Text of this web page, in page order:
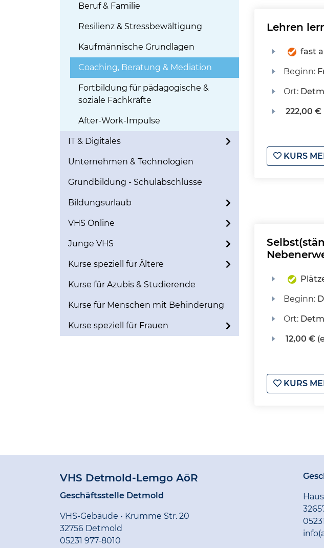
Beruf & Familie
Resilienz & Stressbewältigung
Kaufmännische Grundlagen
Coaching, Beratung & Mediation
Fortbildung für pädagogische &
soziale Fachkräfte
After-Work-Impulse
IT & Digitales
Unternehmen & Technologien
Grundbildung - Schulabschlüsse
Bildungsurlaub
VHS Online
Junge VHS
Kurse speziell für Ältere
Kurse für Azubis & Studierende
Kurse für Menschen mit Behinderung
Kurse speziell für Frauen
Lehren
fast
Beginn:
Ort:
222,00 €
KURS
Beginn:
Ort:
12,00 €
KURS
VHS Detmold-Lemgo AöR
Geschäftsstelle Detmold
VHS-Gebäude • Krumme Str. 20
32756 Detmold
05231 977-8010